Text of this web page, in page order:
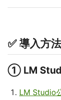
✅ 導入方
① LM
LM Studio